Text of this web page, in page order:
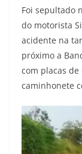
Foi sepultado
do motorista
acidente na
próximo a
com placas
caminhonete